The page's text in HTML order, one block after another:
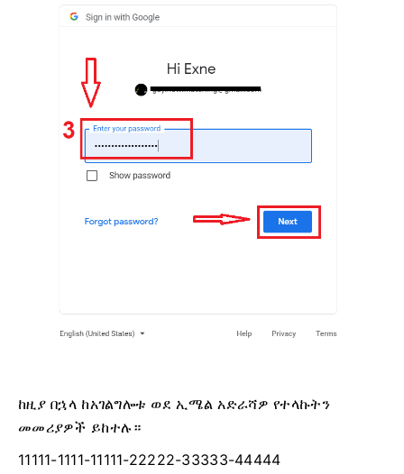
ከዚያ በኋላ ከአገልግሎቱ ወደ ኢሜል አድራሻዎ የተላኩትን
መመሪያዎች ይከተሉ።
11111-1111-11111-22222-33333-44444